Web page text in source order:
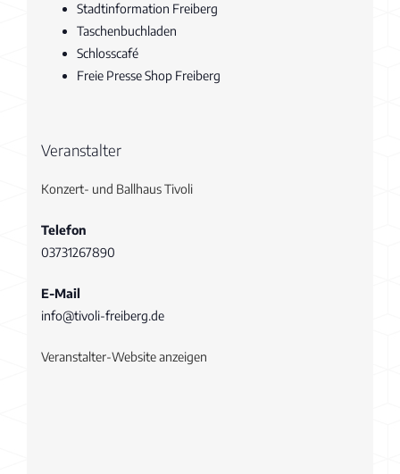
Stadtinformation Freiberg
Taschenbuchladen
Schlosscafé
Freie Presse Shop Freiberg
Veranstalter
Konzert- und Ballhaus Tivoli
Telefon
03731267890
E-Mail
info@tivoli-freiberg.de
Veranstalter-Website anzeigen